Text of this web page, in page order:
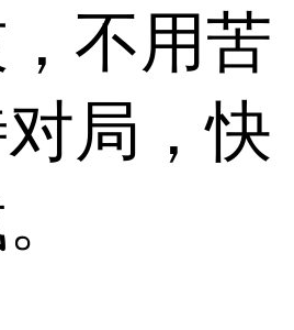
不用苦
局，快